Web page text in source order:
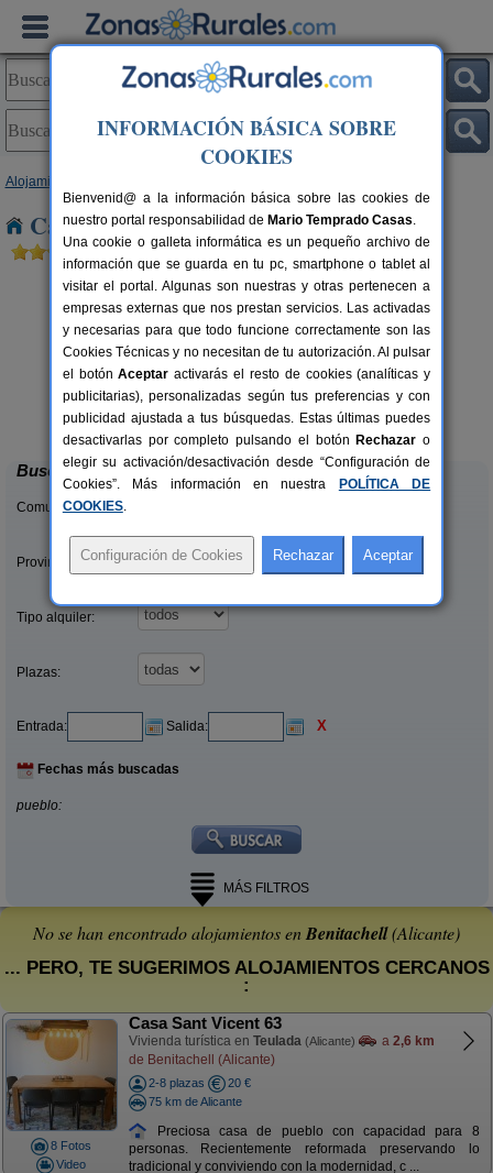
Alojamientos
Casas Rurales cerca de Benitachell
2-21+2 pers.
desde28 €
El Molinet del Governador
Guadalest (Alicante)
Buscar
Comunidades:
Provincias/Islas:
Tipo alquiler:
Plazas:
Entrada: Salida: X
Fechas más buscadas
pueblo:
MÁS FILTROS
No se han encontrado alojamientos enBenitachell(Alicante)
... PERO, TE SUGERIMOS ALOJAMIENTOS CERCANOS
:
8 Fotos
Video
Casa Sant Vicent 63
Vivienda turística en Teulada (Alicante) a 2,6 km
de Benitachell (Alicante)
2-8 plazas
20 €
75 km de Alicante
Preciosa casa de pueblo con capacidad para 8
personas. Recientemente reformada preservando lo
tradicional y conviviendo con la modernidad, c ...
INFORMACIÓN BÁSICA SOBRE
COOKIES
Bienvenid@ a la información básica sobre las cookies de
nuestro portal responsabilidad de Mario Temprado Casas.
Una cookie o galleta informática es un pequeño archivo de
información que se guarda en tu pc, smartphone o tablet al
visitar el portal. Algunas son nuestras y otras pertenecen a
empresas externas que nos prestan servicios. Las activadas
y necesarias para que todo funcione correctamente son las
Cookies Técnicas y no necesitan de tu autorización. Al pulsar
el botónAceptar activarás el resto de cookies (analíticas y
publicitarias), personalizadas según tus preferencias y con
publicidad ajustada a tus búsquedas. Estas últimas puedes
desactivarlas por completo pulsando el botón Rechazar o
elegir su activación/desactivación desde “Configuración de
Cookies”. Más información en nuestra
POLÍTICA DE
COOKIES.